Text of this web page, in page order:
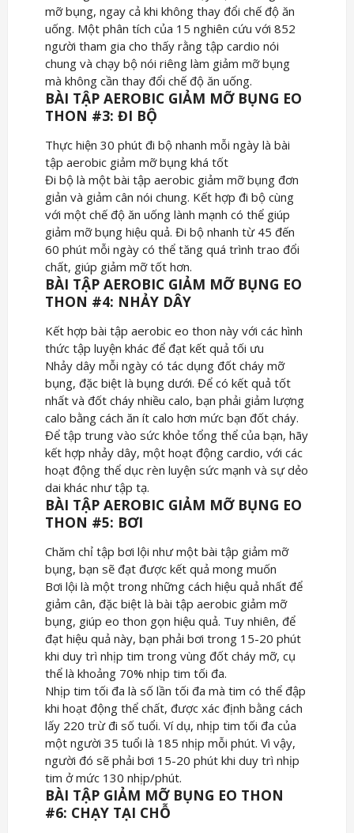
mỡ bụng, ngay cả khi không thay đổi chế độ ăn
uống. Một phân tích của 15 nghiên cứu với 852
người tham gia cho thấy rằng tập cardio nói
chung và chạy bộ nói riêng làm giảm mỡ bụng
mà không cần thay đổi chế độ ăn uống.
BÀI TẬP AEROBIC GIẢM MỠ BỤNG EO
THON #3: ĐI BỘ
Thực hiện 30 phút đi bộ nhanh mỗi ngày là bài
tập aerobic giảm mỡ bụng khá tốt
Đi bộ là một bài tập aerobic giảm mỡ bụng đơn
giản và giảm cân nói chung. Kết hợp đi bộ cùng
với một chế độ ăn uống lành mạnh có thể giúp
giảm mỡ bụng hiệu quả. Đi bộ nhanh từ 45 đến
60 phút mỗi ngày có thể tăng quá trình trao đổi
chất, giúp giảm mỡ tốt hơn.
BÀI TẬP AEROBIC GIẢM MỠ BỤNG EO
THON #4: NHẢY DÂY
Kết hợp bài tập aerobic eo thon này với các hình
thức tập luyện khác để đạt kết quả tối ưu
Nhảy dây mỗi ngày có tác dụng đốt cháy mỡ
bụng, đặc biệt là bụng dưới. Để có kết quả tốt
nhất và đốt cháy nhiều calo, bạn phải giảm lượng
calo bằng cách ăn ít calo hơn mức bạn đốt cháy.
Để tập trung vào sức khỏe tổng thể của bạn, hãy
kết hợp nhảy dây, một hoạt động cardio, với các
hoạt động thể dục rèn luyện sức mạnh và sự dẻo
dai khác như tập tạ.
BÀI TẬP AEROBIC GIẢM MỠ BỤNG EO
THON #5: BƠI
Chăm chỉ tập bơi lội như một bài tập giảm mỡ
bụng, bạn sẽ đạt được kết quả mong muốn
Bơi lội là một trong những cách hiệu quả nhất để
giảm cân, đặc biệt là bài tập aerobic giảm mỡ
bụng, giúp eo thon gọn hiệu quả. Tuy nhiên, để
đạt hiệu quả này, bạn phải bơi trong 15-20 phút
khi duy trì nhịp tim trong vùng đốt cháy mỡ, cụ
thể là khoảng 70% nhịp tim tối đa.
Nhịp tim tối đa là số lần tối đa mà tim có thể đập
khi hoạt động thể chất, được xác định bằng cách
lấy 220 trừ đi số tuổi. Ví dụ, nhịp tim tối đa của
một người 35 tuổi là 185 nhịp mỗi phút. Vì vậy,
người đó sẽ phải bơi 15-20 phút khi duy trì nhịp
tim ở mức 130 nhịp/phút.
BÀI TẬP GIẢM MỠ BỤNG EO THON
#6: CHẠY TẠI CHỖ